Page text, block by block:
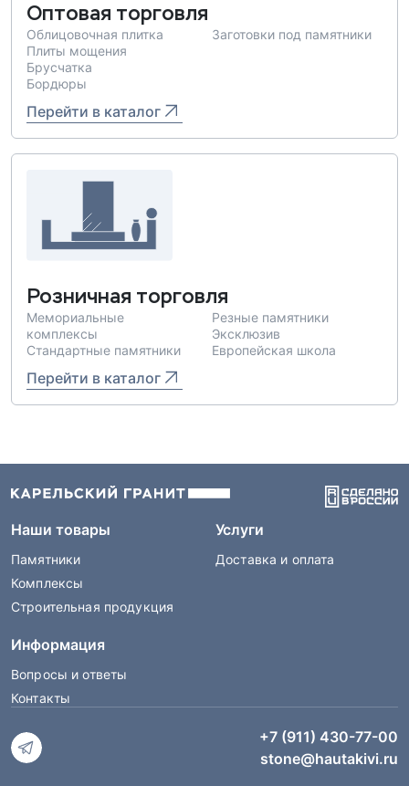
Оптовая торговля
Облицовочная плитка
Плиты мощения
Брусчатка
Бордюры
Заготовки под памятники
Перейти в каталог
Розничная торговля
Мемориальные
комплексы
Стандартные памятники
Резные памятники
Эксклюзив
Европейская школа
Перейти в каталог
Наши товары
Памятники
Комплексы
Строительная продукция
Услуги
Доставка и оплата
Информация
Вопросы и ответы
Контакты
+7 (911) 430-77-00
stone@hautakivi.ru